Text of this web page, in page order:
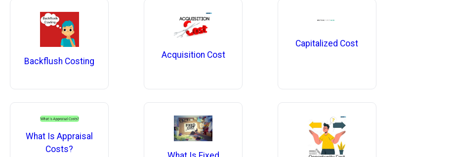
Backflush Costing
Acquisition Cost
Capitalized Cost
What Is Appraisal
Costs?